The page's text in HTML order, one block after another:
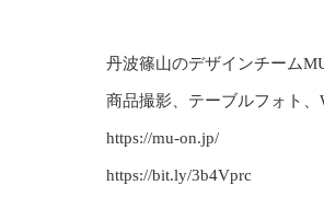
丹波篠山のデザインチーム
商品撮影、テーブルフォト
https://mu-on.jp/
https://bit.ly/3b4Vprc